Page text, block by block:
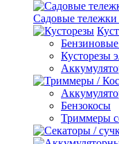
Садовые тележки
Кусторезы
Бензокосы
Триммеры